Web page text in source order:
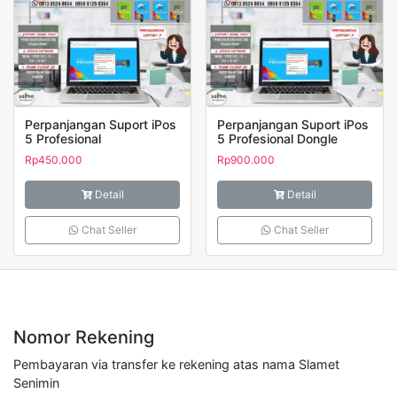
Perpanjangan Suport iPos
5 Profesional
Rp450.000
Detail
Chat Seller
Perpanjangan Suport iPos
5 Profesional Dongle
Rp900.000
Detail
Chat Seller
Nomor Rekening
Pembayaran via transfer ke rekening atas nama Slamet
Senimin